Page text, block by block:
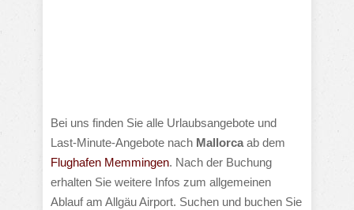
Bei uns finden Sie alle Urlaubsangebote und
Last-Minute-Angebote nach Mallorca ab dem
Flughafen Memmingen. Nach der Buchung
erhalten Sie weitere Infos zum allgemeinen
Ablauf am Allgäu Airport. Suchen und buchen Sie